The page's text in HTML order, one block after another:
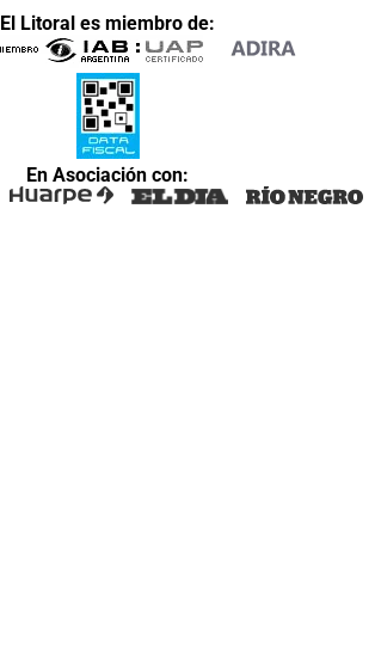
El Litoral es miembro de:
En Asociación con: